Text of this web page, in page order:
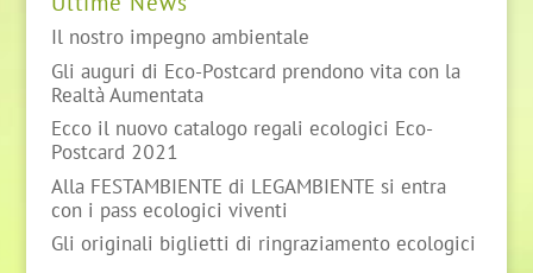
Il nostro impegno ambientale
Gli auguri di Eco-Postcard prendono vita con la
Realtà Aumentata
Ecco il nuovo catalogo regali ecologici Eco-
Postcard 2021
Alla FESTAMBIENTE di LEGAMBIENTE si entra
con i pass ecologici viventi
Gli originali biglietti di ringraziamento ecologici